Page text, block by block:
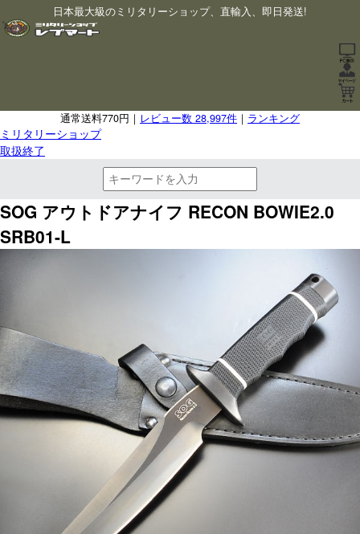
日本最大級のミリタリーショップ、直輸入、即日発送!
通常送料770円｜ レビュー数 28,997件 ｜ ランキング
ミリタリーショップ
取扱終了
SOG アウトドアナイフ RECON BOWIE2.0
SRB01-L